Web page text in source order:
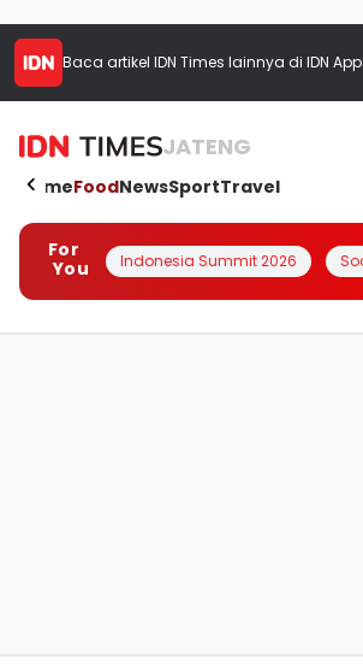
Baca artikel IDN Times lainnya di IDN App
JATENG
HomeFoodNewsSportTravel
For
You
Indonesia Summit 2026